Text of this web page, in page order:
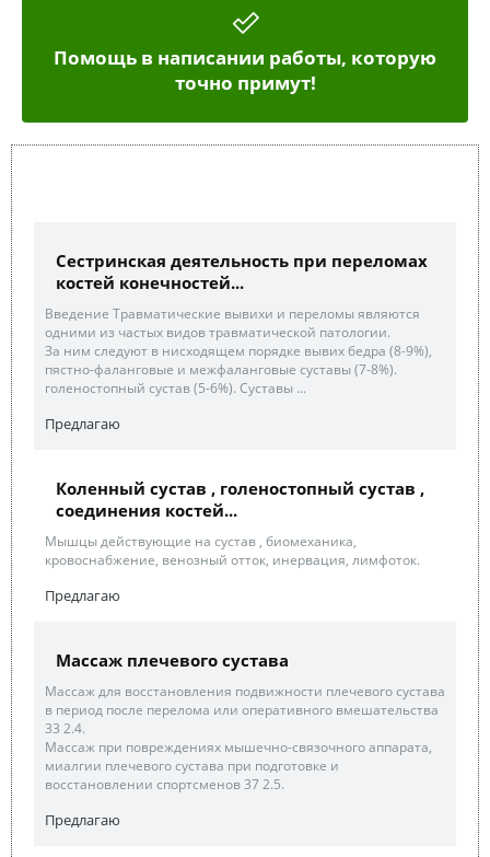
Помощь в написании работы, которую
точно примут!
Сестринская деятельность при переломах
костей конечностей...
Введение Травматические вывихи и переломы являются
одними из частых видов травматической патологии.
За ним следуют в нисходящем порядке вывих бедра (8-9%),
пястно-фаланговые и межфаланговые суставы (7-8%).
голеностопный сустав (5-6%). Суставы ...
Предлагаю
Коленный сустав , голеностопный сустав ,
соединения костей...
Мышцы действующие на сустав , биомеханика,
кровоснабжение, венозный отток, инервация, лимфоток.
Предлагаю
Массаж плечевого сустава
Массаж для восстановления подвижности плечевого сустава
в период после перелома или оперативного вмешательства
33 2.4.
Массаж при повреждениях мышечно-связочного аппарата,
миалгии плечевого сустава при подготовке и
восстановлении спортсменов 37 2.5.
Предлагаю